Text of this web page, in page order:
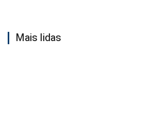
Mais lidas